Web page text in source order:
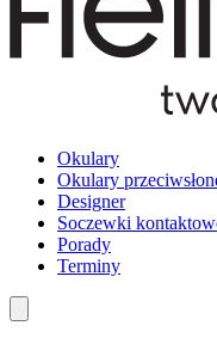
Okulary
Okulary
Designer
Soczewki
Porady
Terminy